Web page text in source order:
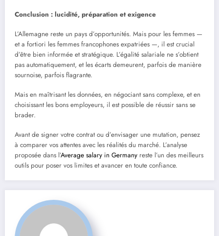
Conclusion : lucidité, préparation et exigence
L’Allemagne reste un pays d’opportunités. Mais pour les femmes —
et a fortiori les femmes francophones expatriées —, il est crucial
d’être bien informée et stratégique. L’égalité salariale ne s’obtient
pas automatiquement, et les écarts demeurent, parfois de manière
sournoise, parfois flagrante.
Mais en maîtrisant les données, en négociant sans complexe, et en
choisissant les bons employeurs, il est possible de réussir sans se
brader.
Avant de signer votre contrat ou d’envisager une mutation, pensez
à comparer vos attentes avec les réalités du marché. L’analyse
proposée dans l’Average salary in Germany reste l’un des meilleurs
outils pour poser vos limites et avancer en toute confiance.